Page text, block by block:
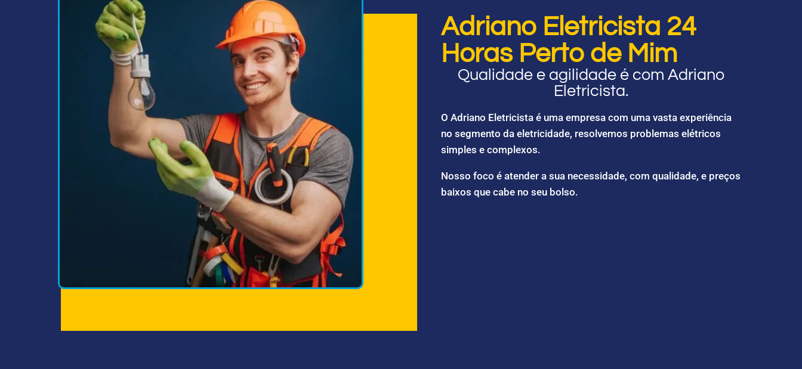
Adriano Eletricista 24
Horas Perto de Mim
Qualidade e agilidade é com Adriano
Eletricista.
O Adriano Eletricista é uma empresa com uma vasta experiência
no segmento da eletricidade, resolvemos problemas elétricos
simples e complexos.
Nosso foco é atender a sua necessidade, com qualidade, e preços
baixos que cabe no seu bolso.